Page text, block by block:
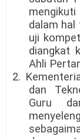
dalam
uji
diangkat
Ahli
2.
dan
Guru